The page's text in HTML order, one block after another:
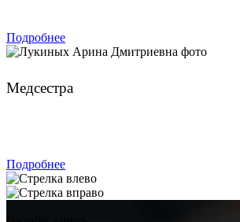
Подробнее
Медсестра
Подробнее